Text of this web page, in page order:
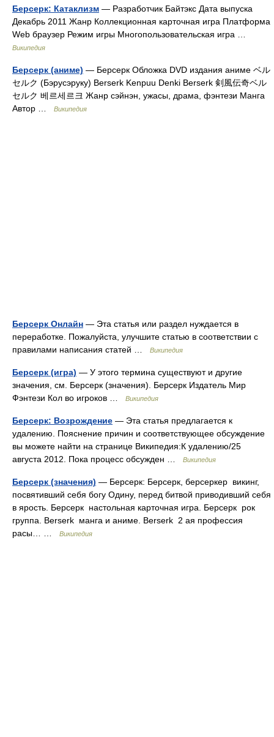
Берсерк: Катаклизм — Разработчик Байтэкс Дата выпуска
Декабрь 2011 Жанр Коллекционная карточная игра Платформа
Web браузер Режим игры Многопользовательская игра …
Википедия
Берсерк (аниме) — Берсерк Обложка DVD издания аниме ベル
セルク (Бэрусэруку) Berserk Kenpuu Denki Berserk 剣風伝奇ベル
セルク 베르세르크 Жанр сэйнэн, ужасы, драма, фэнтези Манга
Автор …
Википедия
Берсерк Онлайн — Эта статья или раздел нуждается в
переработке. Пожалуйста, улучшите статью в соответствии с
правилами написания статей …
Википедия
Берсерк (игра) — У этого термина существуют и другие
значения, см. Берсерк (значения). Берсерк Издатель Мир
Фэнтези Кол во игроков …
Википедия
Берсерк: Возрождение — Эта статья предлагается к
удалению. Пояснение причин и соответствующее обсуждение
вы можете найти на странице Википедия:К удалению/25
августа 2012. Пока процесс обсужден …
Википедия
Берсерк (значения) — Берсерк: Берсерк, берсеркер викинг,
посвятивший себя богу Одину, перед битвой приводивший себя
в ярость. Берсерк настольная карточная игра. Берсерк рок
группа. Berserk манга и аниме. Berserk 2 ая профессия
расы… …
Википедия